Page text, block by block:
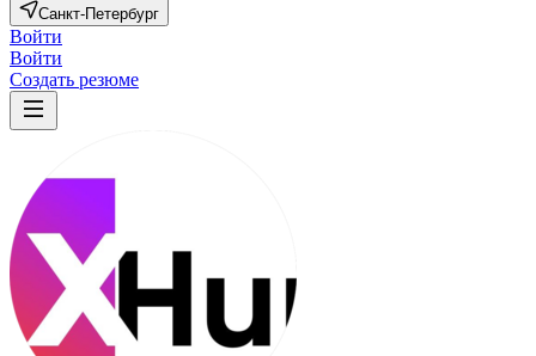
Санкт-Петербург
Войти
Войти
Создать резюме